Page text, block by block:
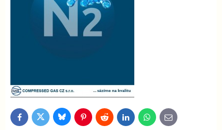
FacebookTwitterBlueskyPinterestReddit LinkedInWhatsApp
E-
mail